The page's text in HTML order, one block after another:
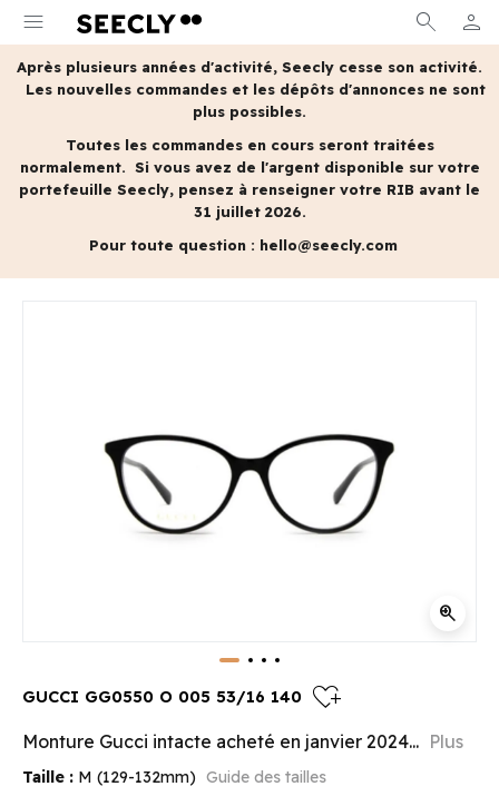
menu search person
MON
Après plusieurs années d'activité, Seecly cesse son activité.
Les nouvelles commandes et les dépôts d'annonces ne sont
plus possibles.
Toutes les commandes en cours seront traitées
normalement. Si vous avez de l'argent disponible sur votre
portefeuille Seecly, pensez à renseigner votre RIB avant le
31 juillet 2026.
Pour toute question : hello@seecly.com
zoom_in
GUCCI GG0550 O 005 53/16 140 heart_plus
Monture Gucci intacte acheté en janvier 2024... Plus
Taille : M (129-132mm) Guide des tailles